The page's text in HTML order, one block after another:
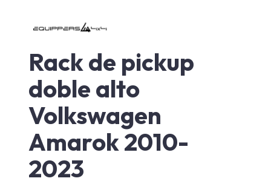
Rack de pickup
doble alto
Volkswagen
Amarok 2010-
2023